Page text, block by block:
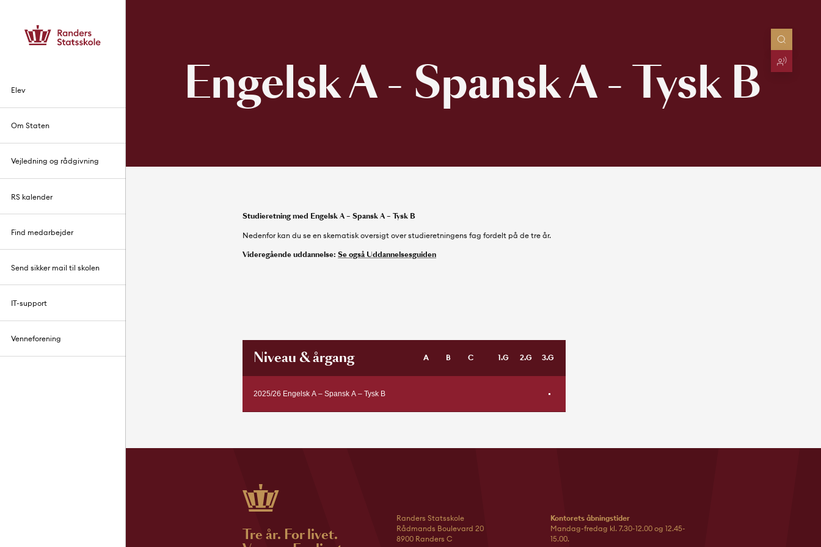
Elev
Om Staten
Vejledning og rådgivning
RS kalender
Find medarbejder
Send sikker mail til skolen
IT-support
Venneforening
Engelsk A - Spansk A - Tysk B
Studieretning med Engelsk A – Spansk A – Tysk B
Nedenfor kan du se en skematisk oversigt over studieretningens fag fordelt på de tre år.
Videregående uddannelse:Se også Uddannelsesguiden
Niveau & årgang A B C 1.G 2.G 3.G
2025/26 Engelsk A – Spansk A – Tysk B
Tre år. For livet.
Randers Statsskole
Rådmands Boulevard 20
8900 Randers C
Kontorets åbningstider
Mandag-fredag kl. 7.30-12.00 og 12.45-
15.00.